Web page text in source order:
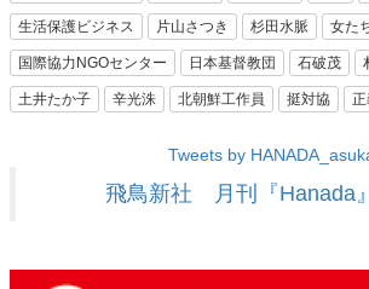
生活保護ビジネス 片山さつき 杉田水脈 女た
国際協力NGOセンター 日本基督教団 石破茂
土井たか子 辛光洙 北朝鮮工作員 挺対協 正
Tweets by
飛鳥新社 月刊『Hanada